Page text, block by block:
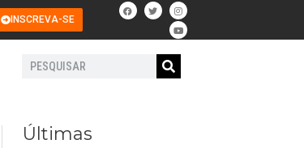
INSCREVA-SE
F
a
c
b
T
w
i
t
I
n
s
t
a
r
Y
o
u
t
u
e
Pesquisar
Últimas